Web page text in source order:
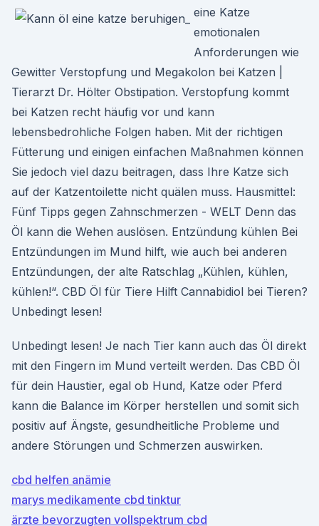
eine Katze
emotionalen
Anforderungen wie
Gewitter Verstopfung und Megakolon bei Katzen |
Tierarzt Dr. Hölter Obstipation. Verstopfung kommt
bei Katzen recht häufig vor und kann
lebensbedrohliche Folgen haben. Mit der richtigen
Fütterung und einigen einfachen Maßnahmen können
Sie jedoch viel dazu beitragen, dass Ihre Katze sich
auf der Katzentoilette nicht quälen muss. Hausmittel:
Fünf Tipps gegen Zahnschmerzen - WELT Denn das
Öl kann die Wehen auslösen. Entzündung kühlen Bei
Entzündungen im Mund hilft, wie auch bei anderen
Entzündungen, der alte Ratschlag „Kühlen, kühlen,
kühlen!“. CBD Öl für Tiere Hilft Cannabidiol bei Tieren?
Unbedingt lesen!
Unbedingt lesen! Je nach Tier kann auch das Öl direkt
mit den Fingern im Mund verteilt werden. Das CBD Öl
für dein Haustier, egal ob Hund, Katze oder Pferd
kann die Balance im Körper herstellen und somit sich
positiv auf Ängste, gesundheitliche Probleme und
andere Störungen und Schmerzen auswirken.
cbd helfen anämie
marys medikamente cbd tinktur
ärzte bevorzugten vollspektrum cbd